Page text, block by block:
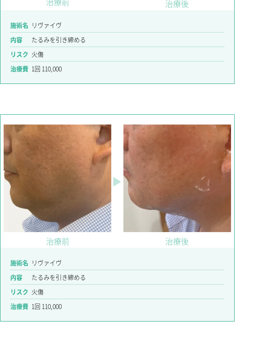
治療後
施術名 リヴァイヴ
内容
たるみを引き締める
リスク 火傷
治療費 1回 110,000
治療前
▶
治療後
施術名 リヴァイヴ
内容
たるみを引き締める
リスク 火傷
治療費 1回 110,000